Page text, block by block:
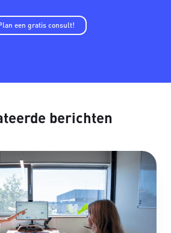
een gratis consult!
berichten